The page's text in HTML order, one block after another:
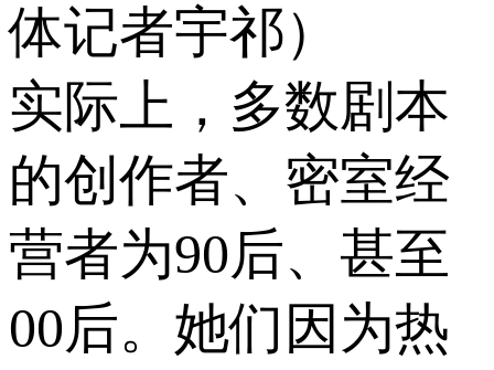
体记者宇祁）
实际上，多数剧本
的创作者、密室经
营者为90后、甚至
00后。她们因为热